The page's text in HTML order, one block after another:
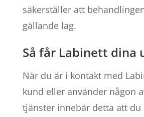
säkerställer att
gällande lag.
Så får Labinett dina
När du är i kontakt med
kund eller använder någon
tjänster innebär detta att du